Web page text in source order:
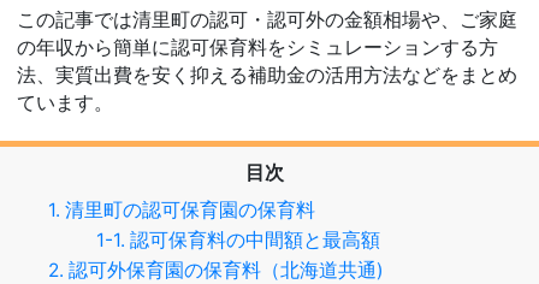
この記事では清里町の認可・認可外の金額相場や、ご家庭
の年収から簡単に認可保育料をシミュレーションする方
法、実質出費を安く抑える補助金の活用方法などをまとめ
ています。
目次
1. 清里町の認可保育園の保育料
1-1. 認可保育料の中間額と最高額
2. 認可外保育園の保育料（北海道共通)